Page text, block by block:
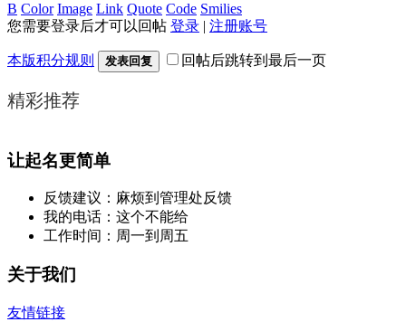
B Color Image Link Quote Code Smilies
您需要登录后才可以回帖 登录 | 注册账号
本版积分规则 发表回复 回帖后跳转到最后一页
精彩推荐
让起名更简单
反馈建议：麻烦到管理处反馈
我的电话：这个不能给
工作时间：周一到周五
关于我们
友情链接